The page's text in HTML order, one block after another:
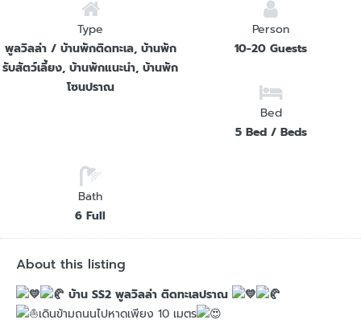
Type
พูลวิลล่า / บ้านพักติดทะเล, บ้านพัก
รับสัตว์เลี้ยง, บ้านพักแนะนำ, บ้านพัก
โซนปราณ
Person
10-20 Guests
Bed
5 Bed / Beds
Bath
6 Full
About this listing
บ้าน SS2 พูลวิลล่า ติดทะเลปราณ
เดินข้ามถนนไปหาดเพียง 10 เมตร